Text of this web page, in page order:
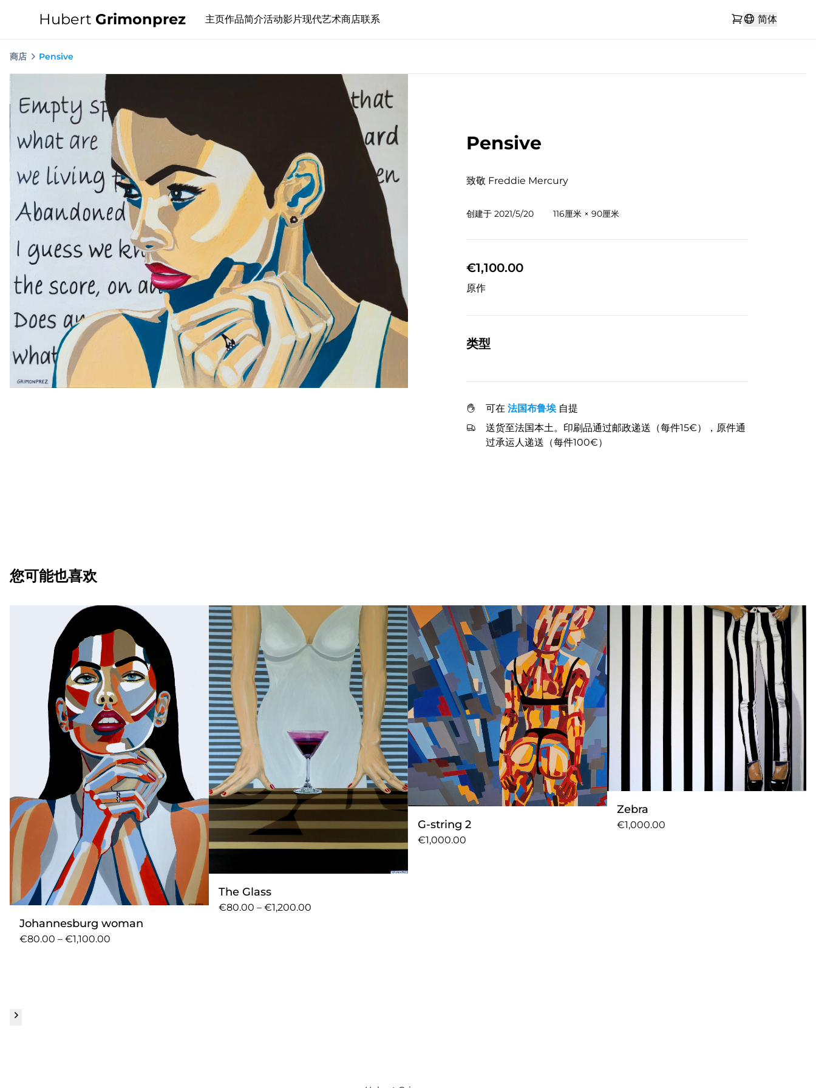
Hubert Grimonprez 主页作品简介活动影片现代艺术商店联系 简体
商店 Pensive
Pensive
致敬 Freddie Mercury
创建于 2021/5/20 116厘米 × 90厘米
€1,100.00
原作
类型
可在 法国布鲁埃 自提
送货至法国本土。印刷品通过邮政递送（每件15€），原件通
过承运人递送（每件100€）
您可能也喜欢
Johannesburg woman
€80.00 – €1,100.00
The Glass
€80.00 – €1,200.00
G-string 2
€1,000.00
Zebra
€1,000.00